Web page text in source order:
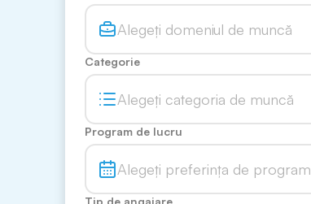
Alegeți domeniul de muncă
Categorie
Alegeți categoria de muncă
Program de lucru
Alegeți preferința de program
Tip de angajare